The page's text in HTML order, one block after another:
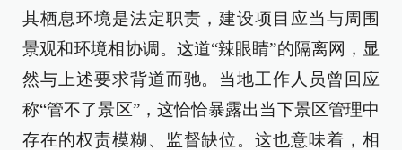
其栖息环境是法定职责，建设项目应当与周围
景观和环境相协调。这道“辣眼睛”的隔离网，显
然与上述要求背道而驰。当地工作人员曾回应
称“管不了景区”，这恰恰暴露出当下景区管理中
存在的权责模糊、监督缺位。这也意味着，相